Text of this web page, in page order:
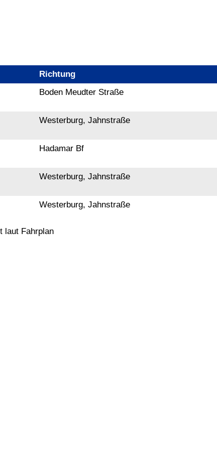
Richtung
Boden Meudter Straße
Westerburg, Jahnstraße
Hadamar Bf
Westerburg, Jahnstraße
Westerburg, Jahnstraße
laut Fahrplan